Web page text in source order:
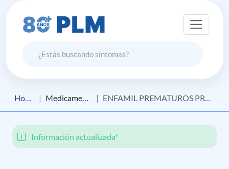
Home Medicamento ENFAMIL PREMATUROS PREMIUM
Información actualizada*